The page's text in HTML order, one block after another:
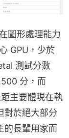
圖形處理能力
GPU，少於
測試分數
分，而
主要體現在執
對於絕大部分
的長輩用家而